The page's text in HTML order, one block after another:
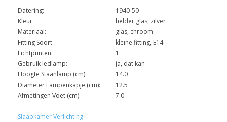
Datering:
1940-50
Kleur:
helder glas, zilver
Materiaal:
glas, chroom
Fitting Soort:
kleine fitting, E14
Lichtpunten:
1
Gebruik ledlamp:
ja, dat kan
Hoogte Staanlamp (cm):
14.0
Diameter Lampenkapje (cm):
12.5
Afmetingen Voet (cm):
7.0
Slaapkamer Verlichting